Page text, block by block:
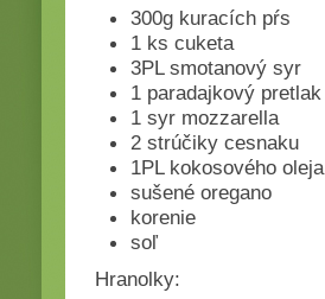
300g kuracích pŕs
1 ks cuketa
3PL smotanový syr
1 paradajkový pretlak
1 syr mozzarella
2 strúčiky cesnaku
1PL kokosového oleja
sušené oregano
korenie
soľ
Hranolky: